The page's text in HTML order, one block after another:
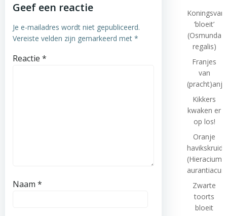
Geef een reactie
Je e-mailadres wordt niet gepubliceerd.
Vereiste velden zijn gemarkeerd met *
Reactie *
Naam *
‘bloeit’
(Osmunda
regalis)
Franjes
van
Kikkers
kwaken er
op los!
Oranje
havikskruid
(Hieracium
Zwarte
toorts
bloeit